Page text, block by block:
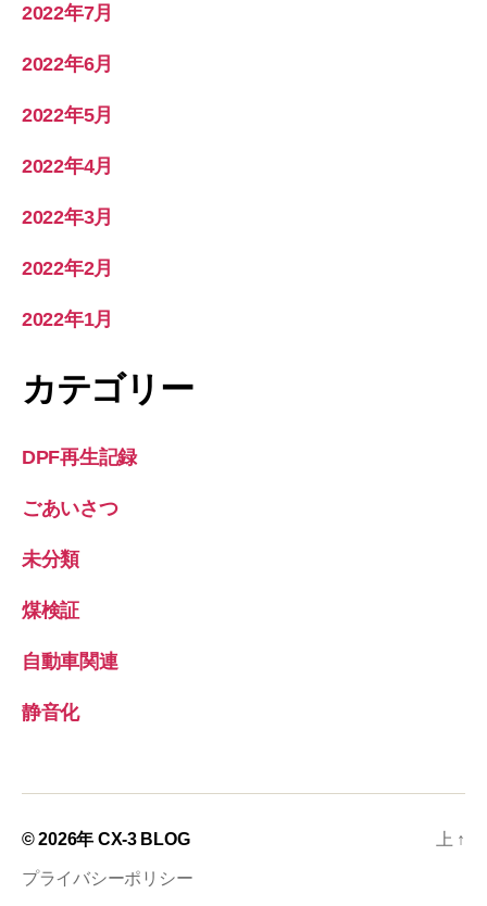
2022年7月
2022年6月
2022年5月
2022年4月
2022年3月
2022年2月
2022年1月
カテゴリー
DPF再生記録
ごあいさつ
未分類
煤検証
自動車関連
静音化
© 2026年 CX-3 BLOG
プライバシーポリシー
上 ↑